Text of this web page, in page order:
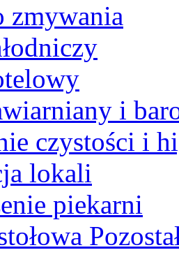
zmywania
i
czystości i
lokali
piekarni